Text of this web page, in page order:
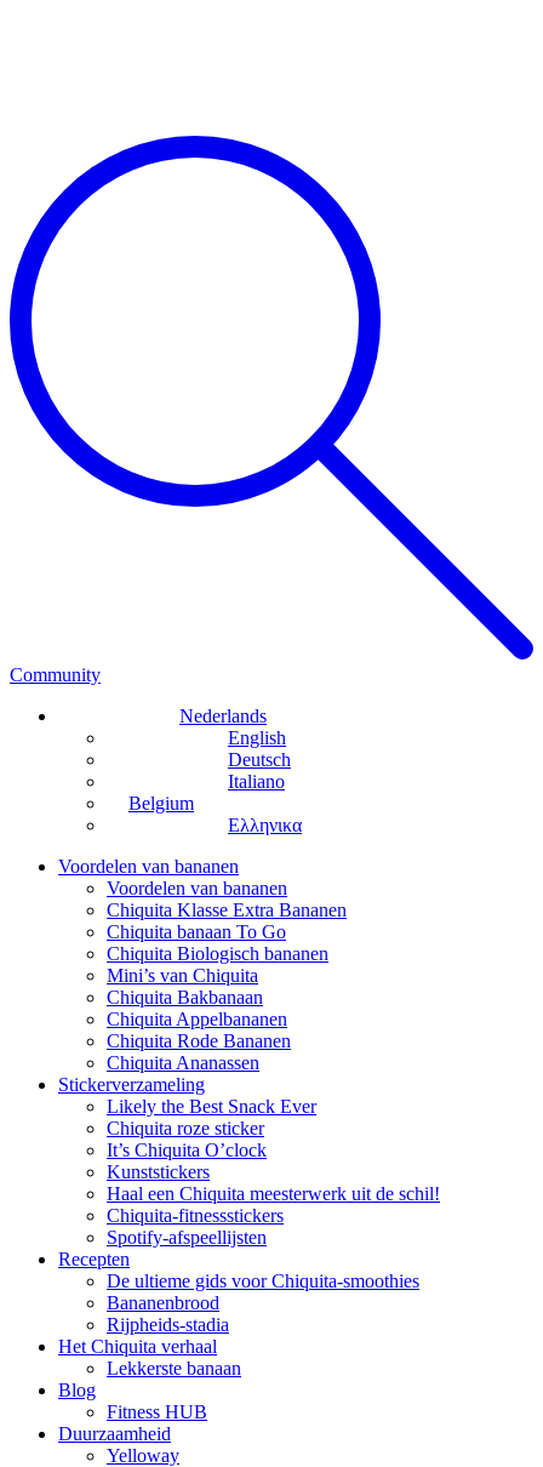
Community
Nederlands
English
Deutsch
Italiano
Belgium
Ελληνικα
Voordelen van bananen
Voordelen van bananen
Chiquita Klasse Extra Bananen
Chiquita banaan To Go
Chiquita Biologisch bananen
Mini’s van Chiquita
Chiquita Bakbanaan
Chiquita Appelbananen
Chiquita Rode Bananen
Chiquita Ananassen
Stickerverzameling
Likely the Best Snack Ever
Chiquita roze sticker
It’s Chiquita O’clock
Kunststickers
Haal een Chiquita meesterwerk uit de schil!
Chiquita-fitnessstickers
Spotify-afspeellijsten
Recepten
De ultieme gids voor Chiquita-smoothies
Bananenbrood
Rijpheids-stadia
Het Chiquita verhaal
Lekkerste banaan
Blog
Fitness HUB
Duurzaamheid
Yelloway